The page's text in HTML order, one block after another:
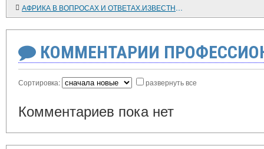
АФРИКА В ВОПРОСАХ И ОТВЕТАХ.ИЗВЕСТНЫЙ УЧЕНЫЙ-АФРИКАНИСТ ОТВЕЧАЕТ НА ВОПРОСЫ ПОЛЬЗОВАТЕЛЕЙ ИНТЕРНЕТА
КОММЕНТАРИИ
Сортировка: развернуть все
Комментариев пока нет